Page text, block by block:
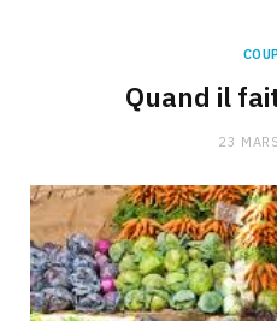
Quand il
23